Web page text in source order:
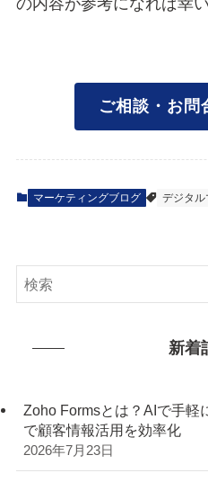
の内容が参考になれば幸い
ご相談・お問
マーケティングブログ デジタル
新着
Zoho Formsとは？AIで手軽
で顧客情報活用を効率化
2026年7月23日